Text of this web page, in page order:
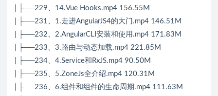
| ├──229、14.Vue Hooks.mp4 156.55M
| ├──231、1.走进AngularJS4的大门.mp4 146.51M
| ├──232、2.AngularCLI安装和使用.mp4 171.83M
| ├──233、3.路由与动态加载.mp4 221.85M
| ├──234、4.Service和RxJS.mp4 90.50M
| ├──235、5.ZoneJs全介绍.mp4 120.31M
| ├──236、6.组件和组件的生命周期.mp4 111.63M